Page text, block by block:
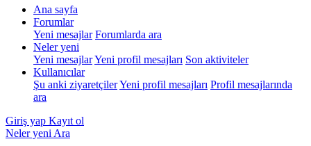
Ana sayfa
Forumlar
Yeni mesajlar Forumlarda ara
Neler yeni
Yeni mesajlarYeni profil mesajları Son aktiviteler
Kullanıcılar
Şu anki ziyaretçilerYeni profil mesajları Profil mesajlarında
ara
Giriş yap Kayıt ol
Neler yeni Ara